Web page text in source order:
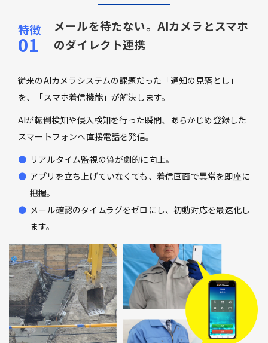
メールを待たない。AIカメラとスマホ
のダイレクト連携
従来のAIカメラシステムの課題だった「通知の見落とし」
を、「スマホ着信機能」が解決します。
AIが転倒検知や侵入検知を行った瞬間、あらかじめ登録した
スマートフォンへ直接電話を発信。
リアルタイム監視の質が劇的に向上。
アプリを立ち上げていなくても、着信画面で異常を即座に
把握。
メール確認のタイムラグをゼロにし、初動対応を最速化し
ます。